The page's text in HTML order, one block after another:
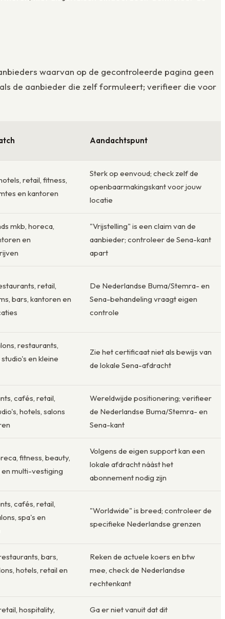
waarvan op de gecontroleerde pagina geen
de aanbieder die zelf formuleert; verifieer die voor
Aandachtspunt
retail, fitness,
en kantoren
Sterk op eenvoud; check zelf de
openbaarmakingskant voor jouw
locatie
mkb, horeca,
en
"Vrijstelling" is een claim van de
aanbieder; controleer de Sena-kant
apart
retail,
bars, kantoren en
De Nederlandse Buma/Stemra- en
Sena-behandeling vraagt eigen
controle
restaurants,
en kleine
Zie het certificaat niet als bewijs van
de lokale Sena-afdracht
cafés, retail,
hotels, salons
Wereldwijde positionering; verifieer
de Nederlandse Buma/Stemra- en
Sena-kant
fitness, beauty,
multi-vestiging
Volgens de eigen support kan een
lokale afdracht náást het
abonnement nodig zijn
cafés, retail,
spa's en
"Worldwide" is breed; controleer de
specifieke Nederlandse grenzen
bars,
hotels, retail en
Reken de actuele koers en btw
mee, check de Nederlandse
rechtenkant
hospitality,
Ga er niet vanuit dat dit